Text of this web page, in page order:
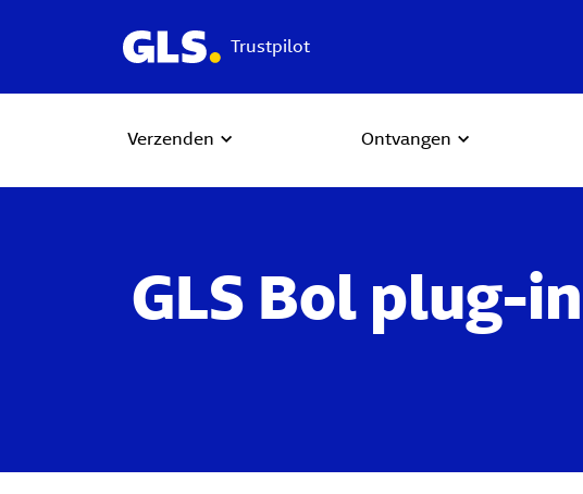
Trustpilot
Verzenden Ontvangen
GLS Bol plug-